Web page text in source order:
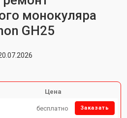
монокуляра
GH25
Цена
бесплатно Заказать